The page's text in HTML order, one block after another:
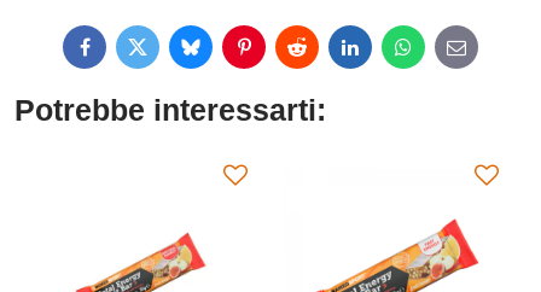
FacebookTwitterBlueskyPinterestReddit LinkedInWhatsApp
E-
mail
Potrebbe interessarti: